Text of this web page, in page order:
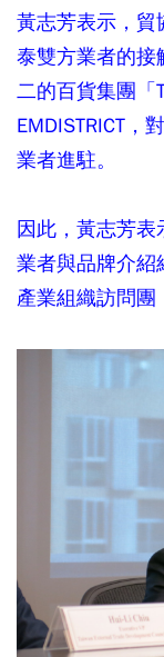
黃志芳表示，貿
泰雙方業者的接
二的百貨集團「
EMDISTRICT，
業者進駐。
因此，黃志芳
業者與品牌介紹
產業組織訪問團